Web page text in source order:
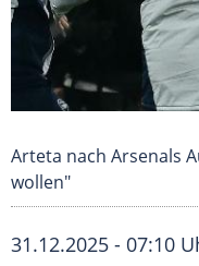
Arteta nach Arsenals
wollen"
31.12.2025 - 07:10